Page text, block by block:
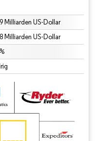
Milliarden US-Dollar
Milliarden US-Dollar